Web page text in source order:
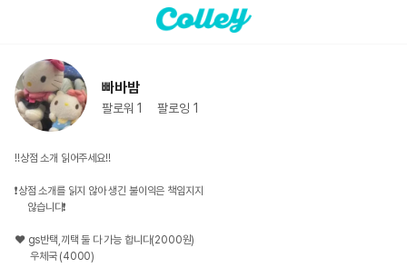
빠바밤
팔로워 1 팔로잉 1
‼️상점 소개 읽어주세요‼️
❗️상점 소개를 읽지 않아 생긴 불이익은 책임지지
❤️ gs반택,끼택 둘 다 가능 합니다(2000원)